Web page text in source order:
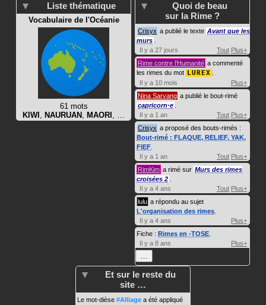
Liste thématique
Vocabulaire de l'Océanie
61 mots
KIWI , NAURUAN , MAORI , …
Quoi de beau
sur la Rime ?
Crisyx a publié le texte Avant que les
murs .
Il y a 27 jours
Tout Plus+
Rime contre l'Humanité a commenté
les rimes du mot LUREX .
Il y a 10 mois
Plus+
Nina Sarvang a publié le bout-rimé
capricorn·e .
Il y a 1 an
Tout Plus+
Crisyx a proposé des bouts-rimés :
Bout-rimé : FLAQUE, RELIEF, YAK,
FIEF.
Il y a 1 an
Tout Plus+
RimKim a rimé sur Murs des rimes
croisées 2 .
Il y a 4 ans
Tout Plus+
lulu a répondu au sujet
L'organisation des rimes.
Il y a 4 ans
Plus+
Fiche : Rimes en -TOSE.
Il y a 8 ans
Plus+
…
Et sur le reste du
site …
Le mot-dièse #Alliage a été appliqué